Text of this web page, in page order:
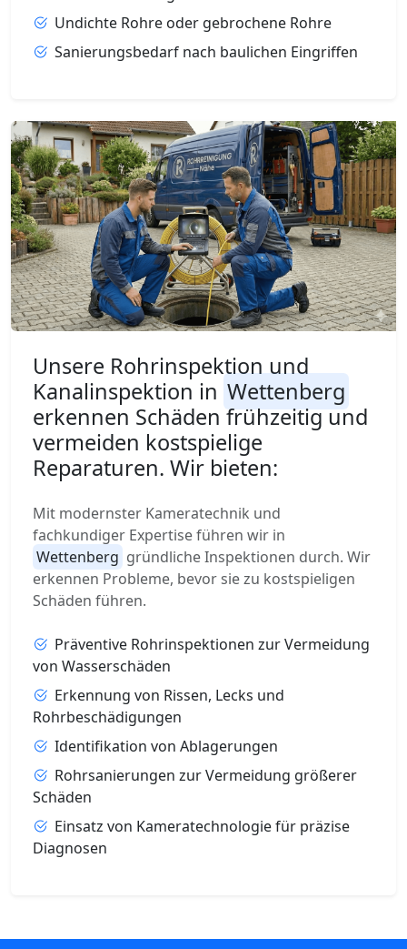
Undichte Rohre oder gebrochene Rohre
Sanierungsbedarf nach baulichen Eingriffen
Unsere Rohrinspektion und
Kanalinspektion in Wettenberg
erkennen Schäden frühzeitig und
vermeiden kostspielige
Reparaturen. Wir bieten:
Mit modernster Kameratechnik und
fachkundiger Expertise führen wir in
Wettenberg gründliche Inspektionen durch. Wir
erkennen Probleme, bevor sie zu kostspieligen
Schäden führen.
Präventive Rohrinspektionen zur Vermeidung
von Wasserschäden
Erkennung von Rissen, Lecks und
Rohrbeschädigungen
Identifikation von Ablagerungen
Rohrsanierungen zur Vermeidung größerer
Schäden
Einsatz von Kameratechnologie für präzise
Diagnosen